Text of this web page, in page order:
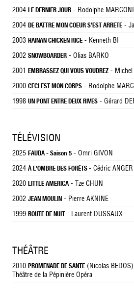
2004 LE DERNIER JOUR - Rodolphe MARCONI
2004 DE BATTRE MON COEUR S'EST ARRETE -
2003 HAINAN CHICKEN RICE - Kenneth BI
2002 SNOWBOARDER - Olias BARKO
2001 EMBRASSEZ QUI VOUS VOUDREZ - Michel
2000 CECI EST MON CORPS - Rodolphe
1998 UN PONT ENTRE DEUX RIVES - Gérard
TÉLÉVISION
2025 FAUDA - Saison 5 - Omri GIVON
2024 À L'OMBRE DES FORÊTS - Cédric ANGER
2020 LITTLE AMERICA- Tze CHUN
2002 JEAN MOULIN - Pierre AKNINE
1999 ROUTE DE NUIT - Laurent DUSSAUX
THÉÂTRE
2010 PROMENADE DE SANTE (Nicolas
Théâtre de la Pépinière Opéra